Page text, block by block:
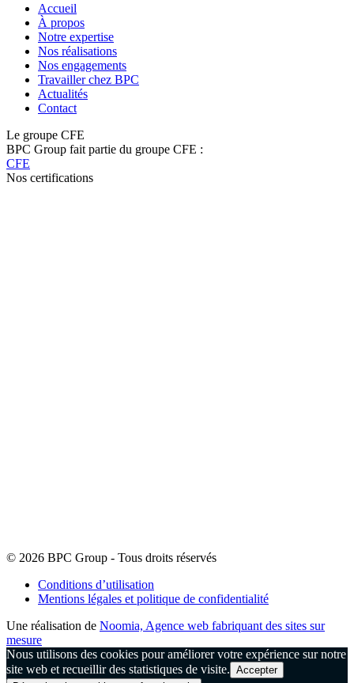
Accueil
À propos
Notre expertise
Nos réalisations
Nos engagements
Travailler chez BPC
Actualités
Contact
Le groupe CFE
BPC Group fait partie du groupe CFE :
CFE
Nos certifications
© 2026 BPC Group - Tous droits réservés
Conditions d’utilisation
Mentions légales et politique de confidentialité
Une réalisation de Noomia, Agence web fabriquant des sites sur
mesure
Nous utilisons des cookies pour améliorer votre expérience sur notre
site web et recueillir des statistiques de visite. Accepter